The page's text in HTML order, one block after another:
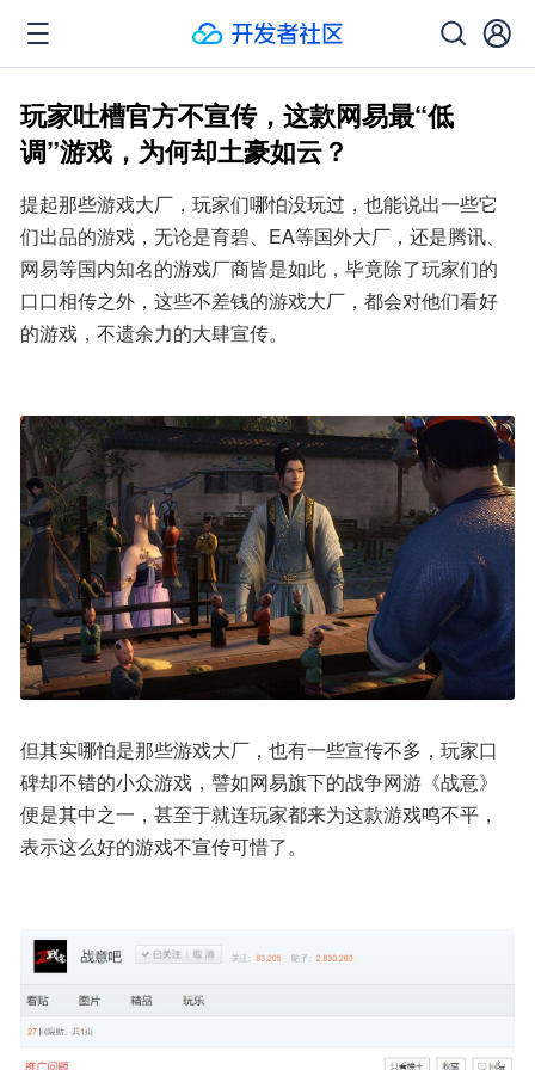
玩家吐槽官方不宣传，这款网易最“低
调”游戏，为何却土豪如云？
提起那些游戏大厂，玩家们哪怕没玩过，也能说出一些它
们出品的游戏，无论是育碧、EA等国外大厂，还是腾讯、
网易等国内知名的游戏厂商皆是如此，毕竟除了玩家们的
口口相传之外，这些不差钱的游戏大厂，都会对他们看好
的游戏，不遗余力的大肆宣传。
但其实哪怕是那些游戏大厂，也有一些宣传不多，玩家口
碑却不错的小众游戏，譬如网易旗下的战争网游《战意》
便是其中之一，甚至于就连玩家都来为这款游戏鸣不平，
表示这么好的游戏不宣传可惜了。